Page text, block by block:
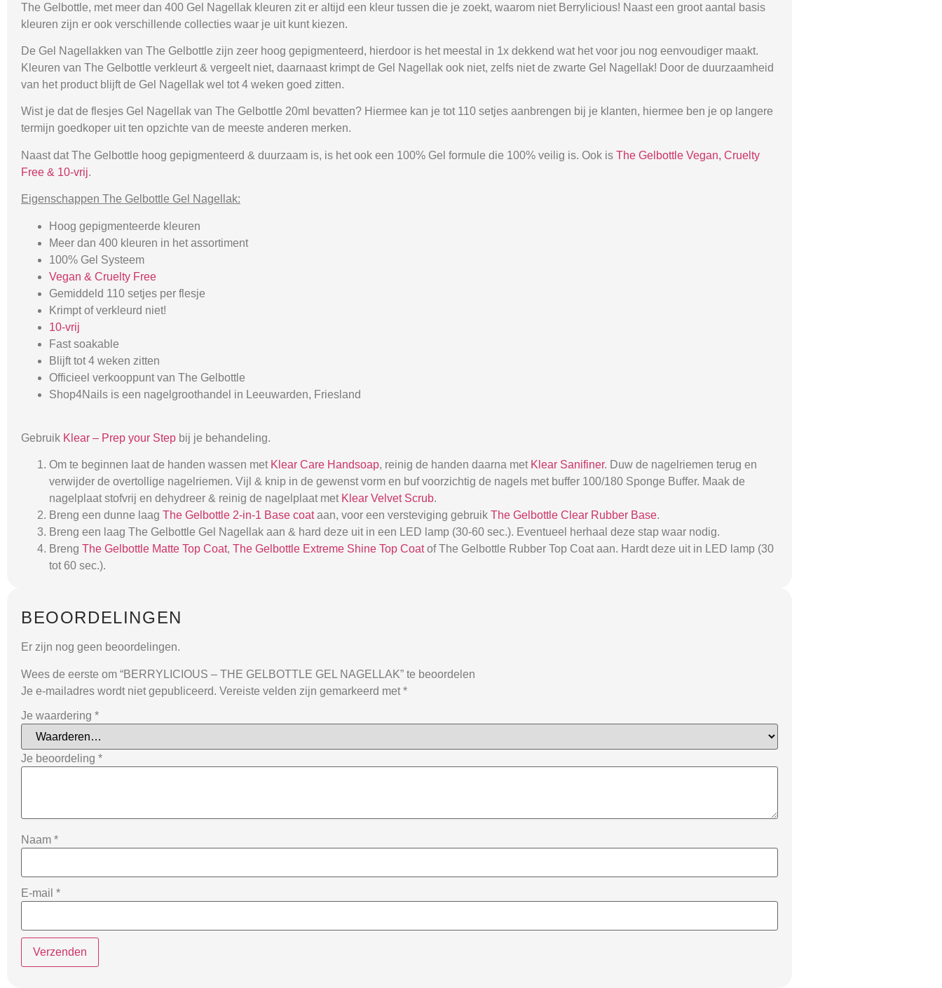
The Gelbottle, met meer dan 400 Gel Nagellak kleuren zit er altijd een kleur tussen die je zoekt, waarom niet Berrylicious! Naast een groot aantal basis
kleuren zijn er ook verschillende collecties waar je uit kunt kiezen.
De Gel Nagellakken van The Gelbottle zijn zeer hoog gepigmenteerd, hierdoor is het meestal in 1x dekkend wat het voor jou nog eenvoudiger maakt.
Kleuren van The Gelbottle verkleurt & vergeelt niet, daarnaast krimpt de Gel Nagellak ook niet, zelfs niet de zwarte Gel Nagellak! Door de duurzaamheid
van het product blijft de Gel Nagellak wel tot 4 weken goed zitten.
Wist je dat de flesjes Gel Nagellak van The Gelbottle 20ml bevatten? Hiermee kan je tot 110 setjes aanbrengen bij je klanten, hiermee ben je op langere
termijn goedkoper uit ten opzichte van de meeste anderen merken.
Naast dat The Gelbottle hoog gepigmenteerd & duurzaam is, is het ook een 100% Gel formule die 100% veilig is. Ook is The Gelbottle Vegan, Cruelty
Free & 10-vrij.
Eigenschappen The Gelbottle Gel Nagellak:
Hoog gepigmenteerde kleuren
Meer dan 400 kleuren in het assortiment
100% Gel Systeem
Vegan & Cruelty Free
Gemiddeld 110 setjes per flesje
Krimpt of verkleurd niet!
10-vrij
Fast soakable
Blijft tot 4 weken zitten
Officieel verkooppunt van The Gelbottle
Shop4Nails is een nagelgroothandel in Leeuwarden, Friesland
Gebruik Klear – Prep your Step bij je behandeling.
Om te beginnen laat de handen wassen met Klear Care Handsoap, reinig de handen daarna met Klear Sanifiner. Duw de nagelriemen terug en
verwijder de overtollige nagelriemen. Vijl & knip in de gewenst vorm en buf voorzichtig de nagels met buffer 100/180 Sponge Buffer. Maak de
nagelplaat stofvrij en dehydreer & reinig de nagelplaat met Klear Velvet Scrub.
Breng een dunne laag The Gelbottle 2-in-1 Base coataan, voor een versteviging gebruik The Gelbottle Clear Rubber Base.
Breng een laag The Gelbottle Gel Nagellak aan & hard deze uit in een LED lamp (30-60 sec.). Eventueel herhaal deze stap waar nodig.
Breng The Gelbottle Matte Top Coat, The Gelbottle Extreme Shine Top Coatof The Gelbottle Rubber Top Coat aan. Hardt deze uit in LED lamp (30
tot 60 sec.).
BEOORDELINGEN
Er zijn nog geen beoordelingen.
Wees de eerste om “BERRYLICIOUS – THE GELBOTTLE GEL NAGELLAK” te beoordelen
Je e-mailadres wordt niet gepubliceerd. Vereiste velden zijn gemarkeerd met *
Je waardering *
Je beoordeling *
Naam *
E-mail *